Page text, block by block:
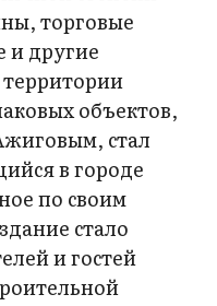
торговые
и другие
объектов,
стал
в городе
по своим
стало
и гостей